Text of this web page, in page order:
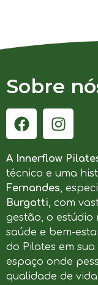
Sobre
A Innerflow
técnico e uma
Fernandes,
Burgatti, com
gestão, o estúdio
saúde e bem-
do Pilates em
espaço onde
qualidade de